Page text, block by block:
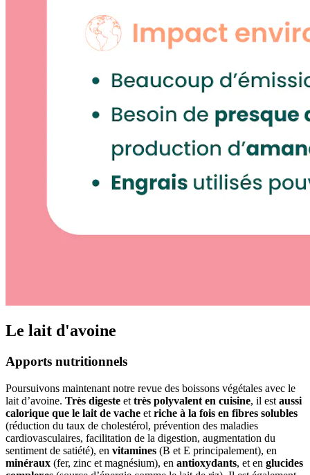
Le lait d'avoine
Apports nutritionnels
Poursuivons maintenant notre revue des boissons végétales avec le
lait d’avoine. Très digeste et très polyvalent en cuisine, il est aussi
calorique que le lait de vache et riche à la fois en fibres solubles
(réduction du taux de cholestérol, prévention des maladies
cardiovasculaires, facilitation de la digestion, augmentation du
sentiment de satiété), en vitamines (B et E principalement), en
minéraux (fer, zinc et magnésium), en antioxydants, et en glucides